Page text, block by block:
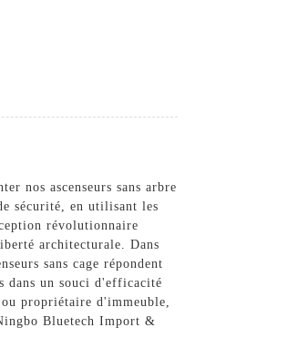
nos ascenseurs sans arbre
sécurité, en utilisant les
révolutionnaire
architecturale. Dans
sans cage répondent
dans un souci d'efficacité
propriétaire d'immeuble,
Bluetech Import &